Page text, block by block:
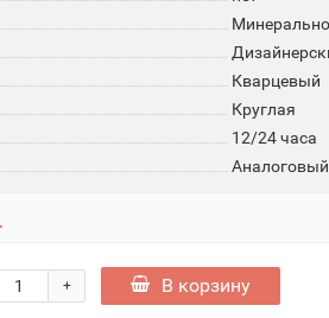
Кварцевый
Круглая
12/24 часа
+ В корзину